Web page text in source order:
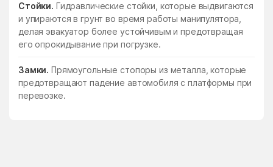
Стойки. Гидравлические стойки, которые выдвигаются
и упираются в грунт во время работы манипулятора,
делая эвакуатор более устойчивым и предотвращая
его опрокидывание при погрузке.
Замки. Прямоугольные стопоры из металла, которые
предотвращают падение автомобиля с платформы при
перевозке.